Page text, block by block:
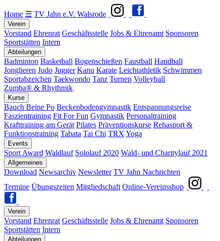
Home ☰ TV Jahn e.V. Walsrode
Verein
Vorstand Ehrenrat Geschäftsstelle Jobs & Ehrenamt Sponsoren
Sportstätten Intern
Abteilungen
Badminton Basketball Bogenschießen Faustball Handball
Jonglieren Judo Jugger Kanu Karate Leichtathletik Schwimmen
Sportabzeichen Taekwondo Tanz Turnen Volleyball
Zumba® & Rhythmik
Kurse
Bauch Beine Po Beckenbodengymnastik Entspannungsreise
Faszientraining Fit For Fun Gymnastik Personaltraining
Krafttraining am Gerät Pilates Präventionskurse Rehasport &
Funktionstraining Tabata Tai Chi TRX Yoga
Events
Sport Award Waldlauf Sololauf 2020 Wald- und Charitylauf 2021
Allgemeines
Download Newsarchiv Newsletter TV Jahn Nachrichten
Termine Übungszeiten Mitgliedschaft Online-Vereinsshop
Verein
Vorstand Ehrenrat Geschäftsstelle Jobs & Ehrenamt Sponsoren
Sportstätten Intern
Abteilungen